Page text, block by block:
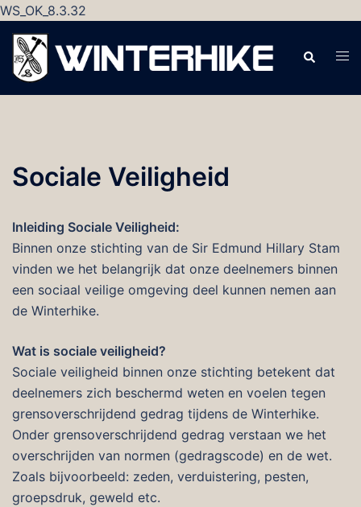
WS_OK_8.3.32
Ga
naar
de
inhoud
Zoeken
Sociale Veiligheid
Inleiding Sociale Veiligheid:
Binnen onze stichting van de Sir Edmund Hillary Stam
vinden we het belangrijk dat onze deelnemers binnen
een sociaal veilige omgeving deel kunnen nemen aan
de Winterhike.
Wat is sociale veiligheid?
Sociale veiligheid binnen onze stichting betekent dat
deelnemers zich beschermd weten en voelen tegen
grensoverschrijdend gedrag tijdens de Winterhike.
Onder grensoverschrijdend gedrag verstaan we het
overschrijden van normen (gedragscode) en de wet.
Zoals bijvoorbeeld: zeden, verduistering, pesten,
groepsdruk, geweld etc.